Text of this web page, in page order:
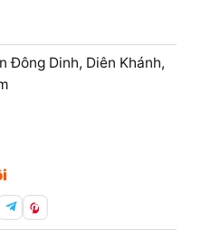
Đông Dinh, Diên Khánh,